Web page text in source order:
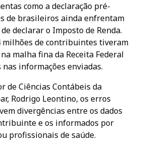
como a declaração pré-
de brasileiros ainda enfrentam
declarar o Imposto de Renda.
milhões de contribuintes tiveram
malha fina da Receita Federal
informações enviadas.
de Ciências Contábeis da
Rodrigo Leontino, os erros
divergências entre os dados
e os informados por
profissionais de saúde.